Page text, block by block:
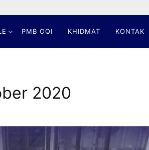
PMB OQI KHIDMAT KONTAK
2020